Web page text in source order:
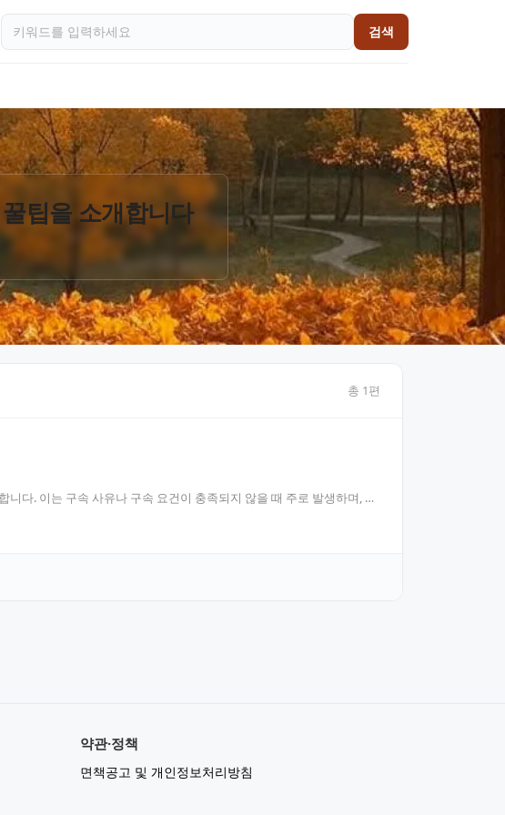
검색
팁을 소개합니다
총 1편
다. 이는 구속 사유나 구속 요건이 충족되지 않을 때 주로 발생하며, 인
약관·정책
면책공고 및 개인정보처리방침